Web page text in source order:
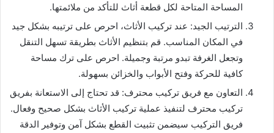
المساحة المتاحة لكل قطعة أثاث للتأكد من ملائمتها.
الترتيب الجيد: عند تركيب الأثاث، احرص على ترتيبه بشكل جيد
في المكان المناسب. قم بتنظيم الأثاث بطريقة تسهل التنقل
وتجعل الغرفة تبدو مرتبة وجميلة. احرص على ترك مساحة
كافية للحركة وفتح الأبواب والخزائن بسهولة.
التعاون مع فريق تركيب محترف: قد تحتاج إلى الاستعانة بفريق
تركيب محترف لتنفيذ عملية تركيب الأثاث بشكل صحيح وفعال.
فريق التركيب سيضمن تثبيت القطع بشكل آمن وتوفير الدقة